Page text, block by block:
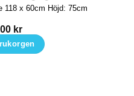
118 x 60cm Höjd: 75cm
kr